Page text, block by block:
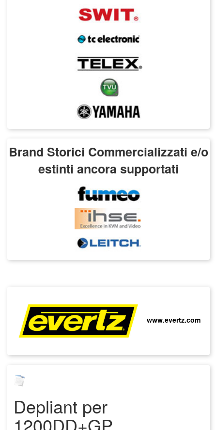
Brand Storici Commercializzati e/o
estinti ancora supportati
www.evertz.com
Depliant per
1200DD+GP